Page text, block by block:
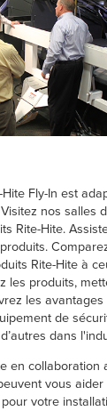
Fly-In est
nos salles
Rite-Hite.
Rite-Hite à
les produits,
les
de
dans
en collaboration
vous
votre